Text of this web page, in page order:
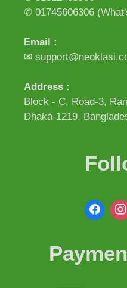
✆ 01745606306
Email :
✉
Address :
Block - C, Road-3,
Dhaka-1219,